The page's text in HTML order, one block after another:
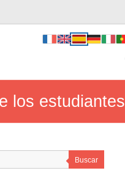
los estudiantes
Buscar